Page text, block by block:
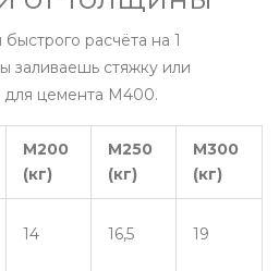
расчёта на 1
заливаешь стяжку или
цемента М400.
М200
(кг)
М250
(кг)
М300
(кг)
14 16,5 19